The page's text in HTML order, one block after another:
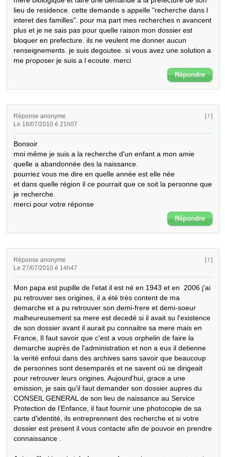
lieu de residence. cette demande s appelle "recherche dans l
interet des familles". pour ma part mes recherches n avancent
plus et je ne sais pas pour quelle raison mon dossier est
bloquer en prefecture. ils ne veulent me donner aucun
renseignements. je suis degoutee. si vous avez une solution a
me proposer je suis a l ecoute. merci
Répondre
Réponse anonyme
Le 18/07/2010 é 21h07
[ ! ]
Bonsoir
moi même je suis a la recherche d'un enfant a mon amie
quelle a abandonnée des la naissance.
pourriez vous me dire en quelle année est elle née
et dans quelle région il ce pourrait que ce soit la personne que
je recherche.
merci pour votre réponse
Répondre
Réponse anonyme
Le 27/07/2010 é 14h47
[ ! ]
Mon papa est pupille de l'etat il est né en 1943 et en  2006 j'ai
pu retrouver ses origines, il a été très content de ma
demarche et a pu retrouver son demi-frere et demi-soeur
malheureusement sa mere est decedé si il avait su l'existence
de son dossier avant il aurait pu connaitre sa mere mais en
France, Il faut savoir que c'est a vous orphelin de faire la
demarche auprès de l'administration et non a eux il detienne
la verité enfoui dans des archives sans savoir que beaucoup
de personnes sont desemparés et ne savent où se dirigeait
pour retrouver leurs origines. Aujourd'hui, grace a une
emission, je sais qu'il faut demander son dossier aupres du
CONSEIL GENERAL de son lieu de naissance au Service
Protection de l'Enfance, il faut fournir une photocopie de sa
carte d'identité, ils entreprennent des recherche et si votre
dossier est present il vous contacte afin de pouvoir en prendre
connaissance .